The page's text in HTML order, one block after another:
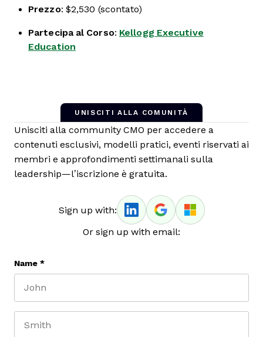
Prezzo: $2,530 (scontato)
Partecipa al Corso: Kellogg Executive
Education
UNISCITI ALLA COMUNITÀ
Unisciti alla community CMO per accedere a
contenuti esclusivi, modelli pratici, eventi riservati ai
membri e approfondimenti settimanali sulla
leadership—l’iscrizione è gratuita.
Sign up with:
Or sign up with email:
Name *